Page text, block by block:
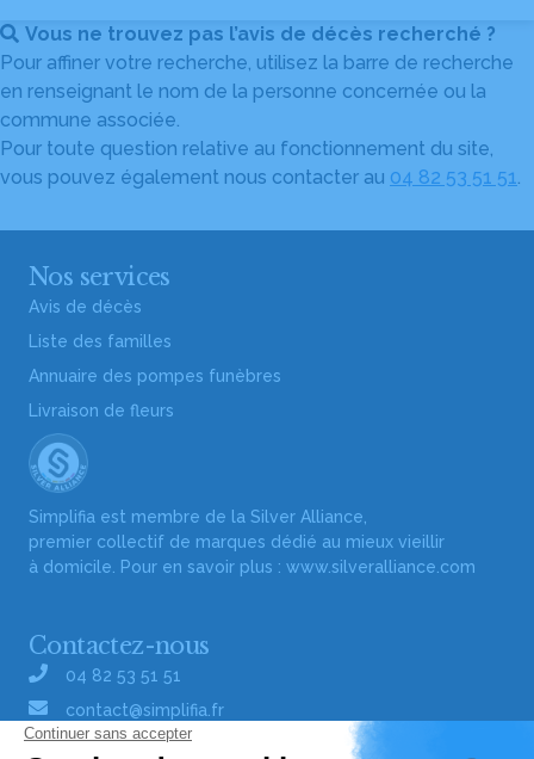
Vous ne trouvez pas l’avis de décès recherché ?
Pour affiner votre recherche, utilisez la barre de recherche
en renseignant le nom de la personne concernée ou la
commune associée.
Pour toute question relative au fonctionnement du site,
vous pouvez également nous contacter au 04 82 53 51 51.
Nos services
Avis de décès
Liste des familles
Annuaire des pompes funèbres
Livraison de fleurs
Simplifia est membre de la Silver Alliance,
premier collectif de marques dédié au mieux vieillir
à domicile. Pour en savoir plus : www.silveralliance.com
Contactez-nous
04 82 53 51 51
contact@simplifia.fr